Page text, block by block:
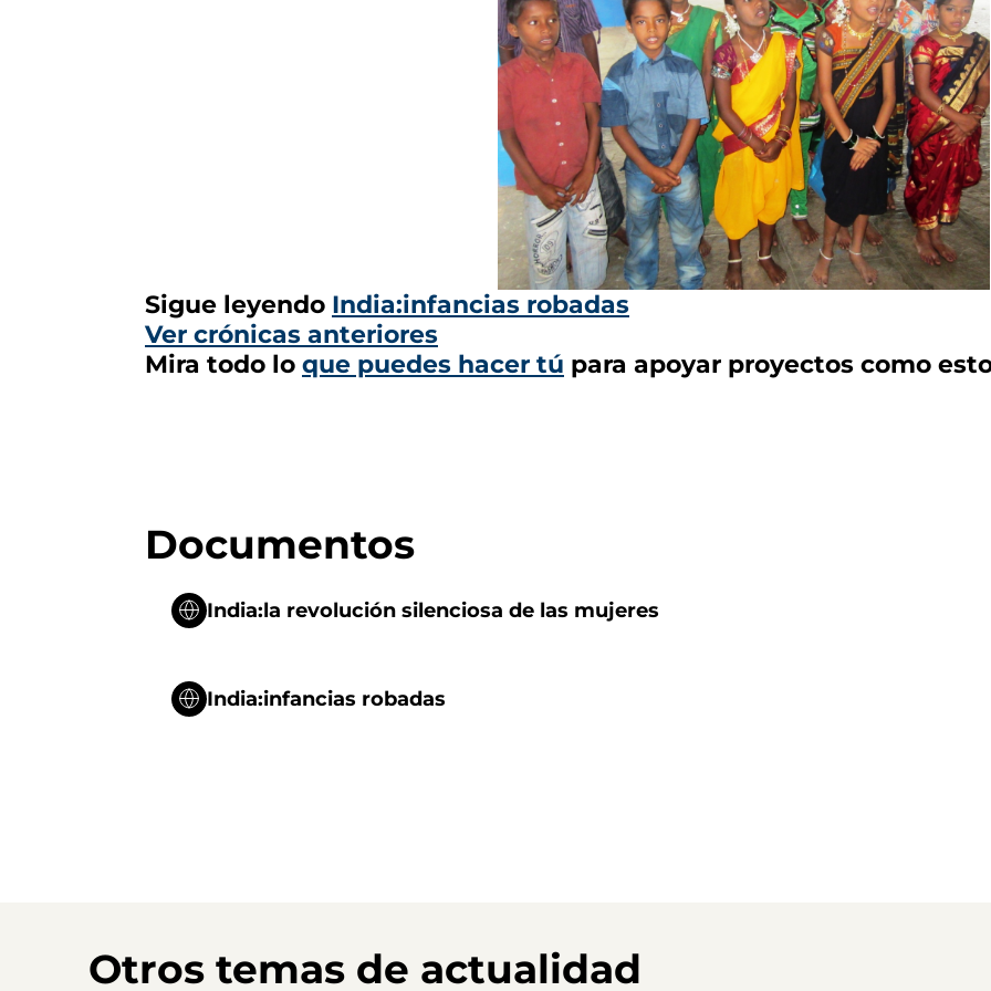
Sigue leyendo India:infancias robadas
Ver crónicas anteriores
Mira todo lo que puedes hacer tú para apoyar proyectos como
Documentos
India:la revolución silenciosa de las mujeres
India:infancias robadas
Otros temas de actualidad